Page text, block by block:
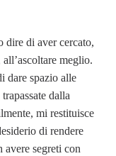
dire di aver cercato,
meglio.
dare spazio alle
dalla
mi restituisce
di rendere
segreti con